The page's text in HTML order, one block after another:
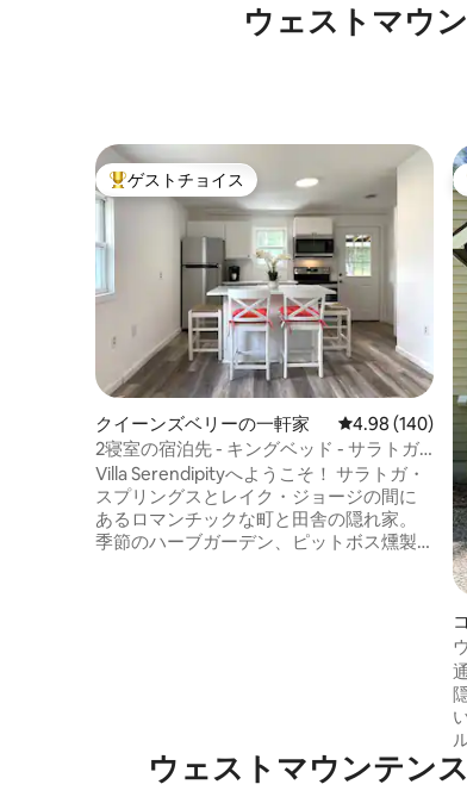
ウェストマウ
大好評のゲストチョイスです。
ゲストチョイス
クイーンズベリーの一軒家 レビュー140件
4.98 (140)
2寝室の宿泊先 - キングベッド - サラトガ
＆ジョージ湖を訪問
Villa Serendipityへようこそ！ サラトガ・
スプリングスとレイク・ジョージの間に
あるロマンチックな町と田舎の隠れ家。
季節のハーブガーデン、ピットボス燻製
ます。 アーティストのスタジオ、醸造
所、サラトガ競馬場、ミネラルバス、フ
隠
い
ン
ウェストマウンテン